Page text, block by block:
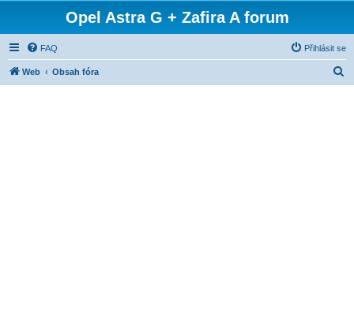
Opel Astra G + Zafira A forum
FAQ Přihlásit se
Web Obsah fóra